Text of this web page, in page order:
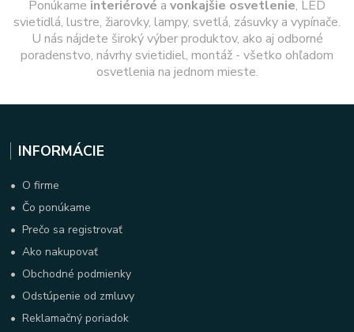
Ponúkame interiérové a vonkajšie osvetlenie, LED
svietidlá, lustre, žiarovky, lampy, svetlá, zásuvky a vypínače.
U nás nájdete široký výber produktov, ako aj odborné
poradenstvo, návrhy svietidiel, montáž - všetko ohľadom
osvetlenia na jednom mieste.
INFORMÁCIE
• O firme
• Čo ponúkame
•Prečo sa registrovať
•Ako nakupovať
• Obchodné podmienky
• Odstúpenie od zmluvy
•Reklamačný poriadok